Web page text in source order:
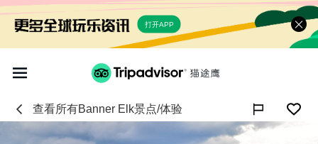
打开APP
查看所有Banner Elk景点/体验